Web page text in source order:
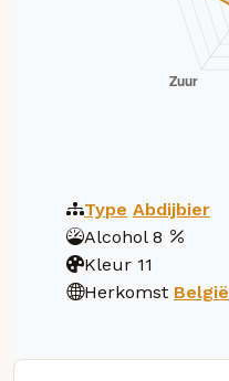
Type Abdijbier
Alcohol 8
Kleur 11
Herkomst België